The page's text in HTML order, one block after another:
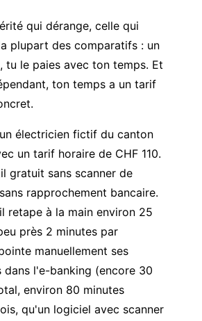
qui dérange, celle qui
plupart des comparatifs : un
tu le paies avec ton temps. Et
ton temps a un tarif
électricien fictif du canton
un tarif horaire de CHF 110.
gratuit sans scanner de
rapprochement bancaire.
retape à la main environ 25
près 2 minutes par
manuellement ses
dans l'e-banking (encore 30
environ 80 minutes
qu'un logiciel avec scanner